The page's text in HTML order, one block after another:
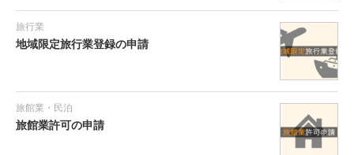
旅行業
地域限定旅行業登録の申請
旅館業・民泊
旅館業許可の申請